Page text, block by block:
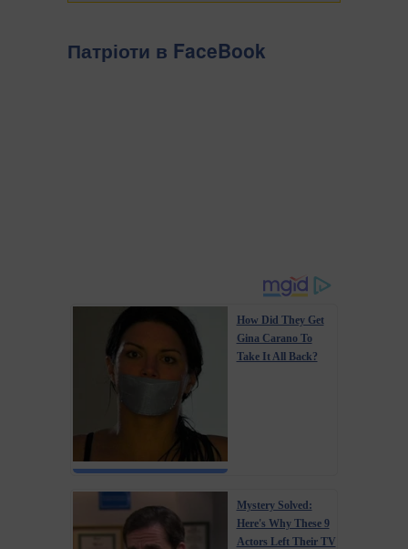
Патріоти в FaceBook
How Did They Get
Gina Carano To
Take It All Back?
Mystery Solved:
Here's Why These 9
Actors Left Their TV